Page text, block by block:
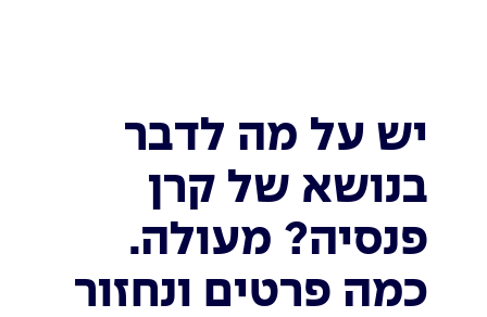
יש על מה לדבר
בנושא של קרן
פנסיה? מעולה.
כמה פרטים ונחזור